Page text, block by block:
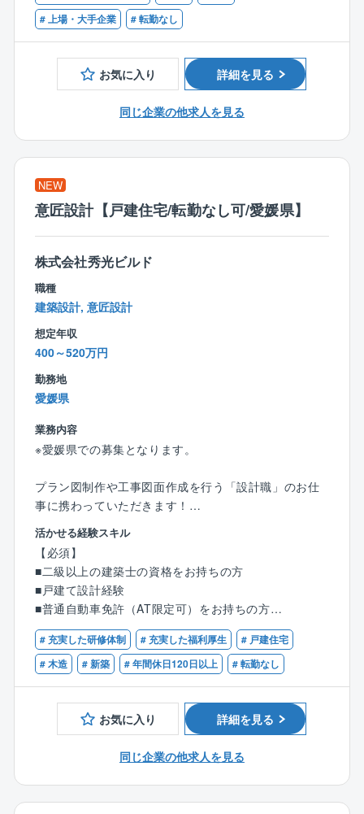
■同社について：
「日本の家は高すぎる」。今から20数年前、創業者の
そ、タマホームの原点です。
注文住宅事業を中核として、戸建分譲事業、リフォー
ム事業、集合住宅事業、マンション事業、保険代理店
ます。
【同社の特徴】
売上高1兆円を目指す低価格×良品質ハウスメーカーの
リーディングカンパニー
「日本の家は高すぎる」。今から20数年前、創業者の
そ、タマホームの原点です。
Mでおなじみの低価格良質住宅市場のリーディングカ
低価格×良品質が同社の強みであり、独自の流通／調達
／工事を導入したことで一般的な住宅坪単価の約半分
低価格×良品質の注文住宅を実現しています。
売りやすい×働きやすい×福利厚生充実＝HAPPY LIFE
お客様へご提案しやすい商品ラインナップが整ってお
り、会社全体で有名CM等集客にも力を入れているた
め、営業自身で集客の必要がありません。
また、本社やモデルルームは18時にクローズし、18時
30時間程度です。
まさしく、お客様だけでなく、社員もHAPPY LIFEを
# 上場・大手企業
# 転勤なし
お気に入り 詳細を見る
同じ企業の他求人を見る
NEW
意匠設計【戸建住宅/転勤なし可/愛媛県】
株式会社秀光ビルド
職種
建築設計, 意匠設計
想定年収
400～520万円
勤務地
愛媛県
業務内容
※愛媛県での募集となります。
プラン図制作や工事図面作成を行う「設計職」のお仕
事に携わっていただきます！
【具体的には】
■CADを使った図面作成
■住宅や、小規模建築のプランニング、自由設計、企画
設計
■各所申請業務など
※分業体制のため、設計業務のみに集中できます！
1人あたりの案件数は10件～15件程を担当。
お客様のご要望をもとに、住宅のコンセプトを決定。
見た目の美しさや機能性などを考慮しながら、外観内
装設計、図面作成、確認申請等を行います。
＜入社後の流れ＞
入社後は、3カ月～半年間のOJT研修を通じて業務を習
得できます。
活かせる経験スキル
【必須】
■二級以上の建築士の資格をお持ちの方
■戸建て設計経験
■普通自動車免許（AT限定可）をお持ちの方
【優遇条件】
■CADオペレーターのご経験
■建築設計のご経験
■設計事務所でのご経験
■建設業者、工務店、インテリア業界でのご経験
# 充実した研修体制 # 充実した福利厚生
# 戸建住宅
# 木造
# 新築 # 年間休日120日以上 # 転勤なし
お気に入り 詳細を見る
同じ企業の他求人を見る